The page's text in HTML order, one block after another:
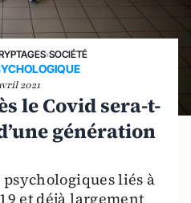
›SOCIÉTÉ
2021
le Covid sera-t-
génération
liés à
et déjà largement